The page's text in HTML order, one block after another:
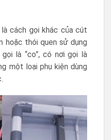
cách gọi khác của cút
hoặc thói quen sử dụng
là “co”, có nơi gọi là
một loại phụ kiện dùng